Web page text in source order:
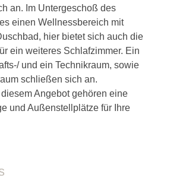
an. Im Untergeschoß des
einen Wellnessbereich mit
hier bietet sich auch die
ein weiteres Schlafzimmer. Ein
und ein Technikraum, sowie
schließen sich an.
Angebot gehören eine
und Außenstellplätze für Ihre